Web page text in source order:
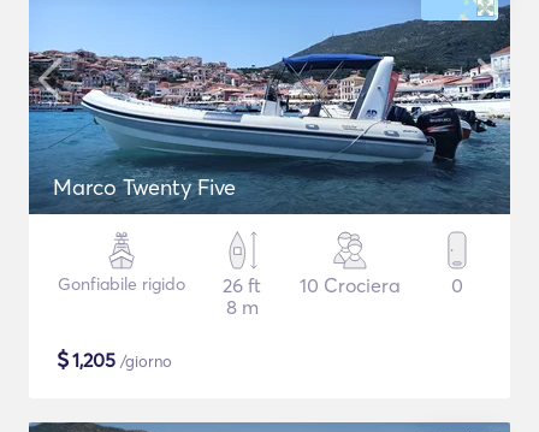
Marco Twenty Five
Gonfiabile rigido
26 ft
8 m
10 Crociera 0
$1,205 /giorno